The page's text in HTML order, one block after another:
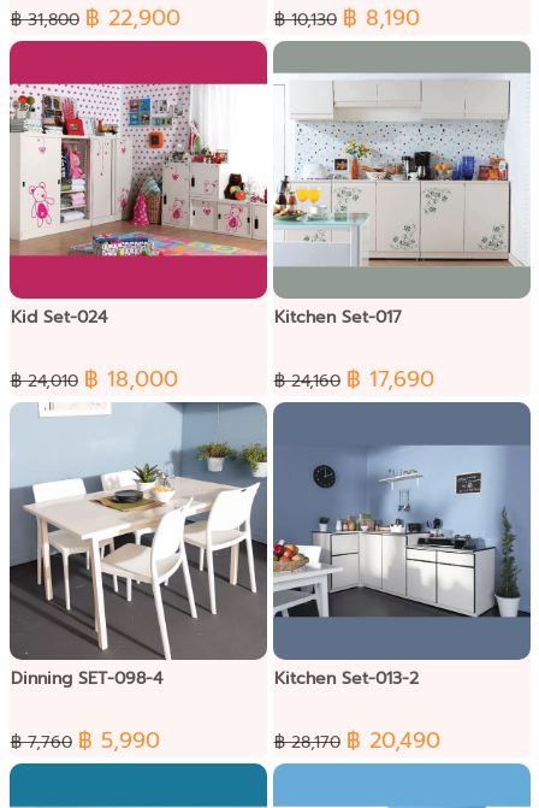
฿ 31,800 ฿ 22,900 ฿ 10,130 ฿ 8,190
Kid Set-024
฿ 24,010 ฿ 18,000
Kitchen Set-017
฿ 24,160 ฿ 17,690
Dinning SET-098-4
฿ 7,760 ฿ 5,990
Kitchen Set-013-2
฿ 28,170 ฿ 20,490